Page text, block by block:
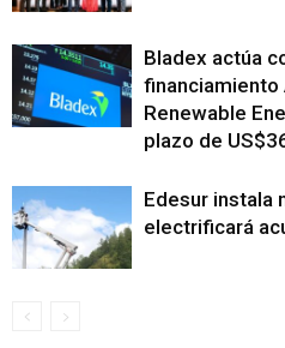
Bladex actúa
financiamiento
Renewable
plazo de
Edesur instala
electrificará